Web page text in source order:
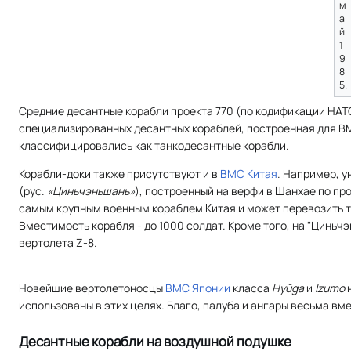
м
а
й
1
9
8
5.
Средние десантные корабли проекта 770 (по кодификации
специализированных десантных кораблей, построенная для
классифицировались как танкодесантные корабли.
Корабли-доки также присутствуют и в ВМС Китая. Например,
(рус. «Циньчэньшань»), построенный на верфи в Шанхае по
самым крупным военным кораблем Китая и может перевозить
Вместимость корабля - до 1000 солдат. Кроме того, на
вертолета Z-8.
Новейшие вертолетоносцы ВМС Японии класса Hyūgaи Izumo
использованы в этих целях. Благо, палуба и ангары весьма
Десантные корабли на воздушной подушке